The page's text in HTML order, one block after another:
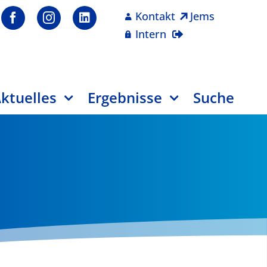
Kontakt
Jems
Intern
Ergebnisse Suche